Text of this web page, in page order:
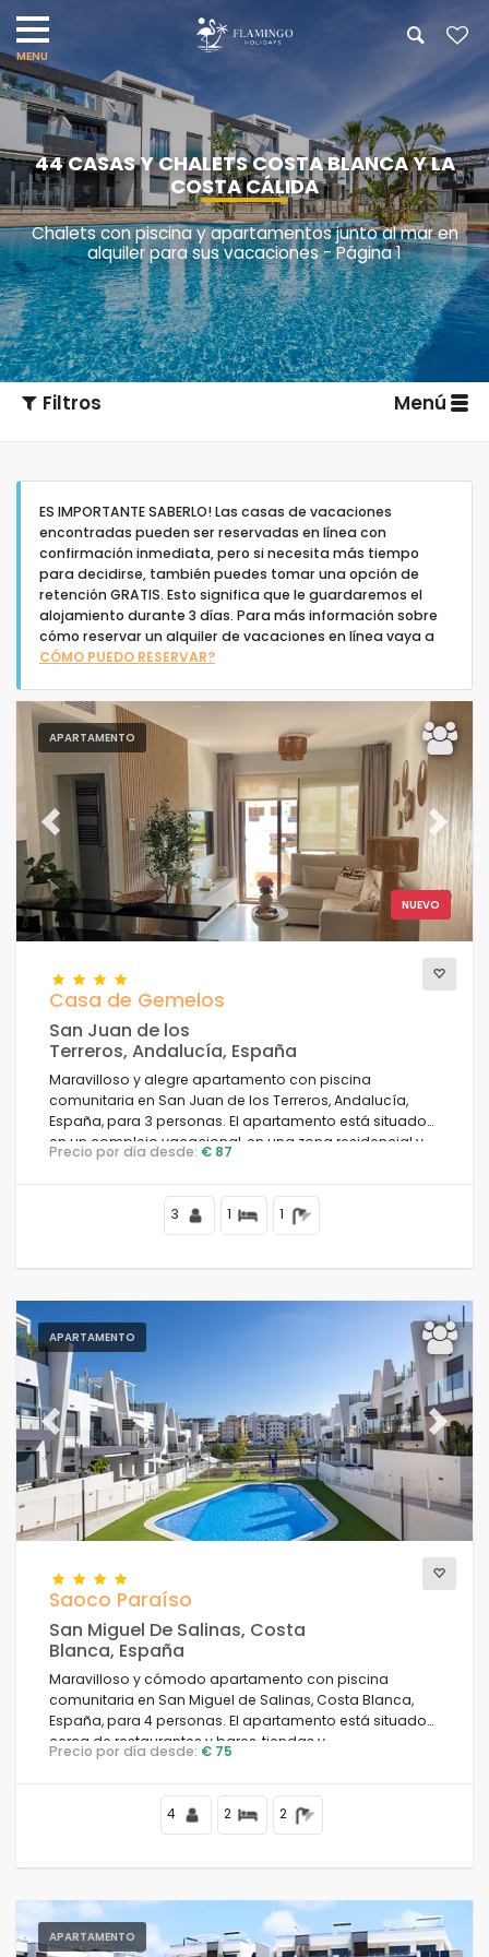
44 CASAS Y CHALETS COSTA BLANCA Y LA
COSTA CÁLIDA
Chalets con piscina y apartamentos junto al mar en
alquiler para sus vacaciones - Página 1
Filtros Menú
Tipo de alojamiento
Personas
Dormitorios
Cuartos de baño
Su selección
Para las parejas
Limpiar filtros
Condiciones
Opciones
Distancias
Confort
Servicios
Vistas
Categorías adicionales
Sus favoritos (0)
Novedades (7)
ES IMPORTANTE SABERLO! Las casas de vacaciones
encontradas pueden ser reservadas en línea con
confirmación inmediata, pero si necesita más tiempo
para decidirse, también puedes tomar una opción de
retención GRATIS. Esto significa que le guardaremos el
alojamiento durante 3 días. Para más información sobre
cómo reservar un alquiler de vacaciones en línea vaya a
CÓMO PUEDO RESERVAR?
APARTAMENTO
NUEVO
Previous Next
Casa de Gemelos
San Juan de los
Terreros, Andalucía, España
Maravilloso y alegre apartamento con piscina
comunitaria en San Juan de los Terreros, Andalucía,
España, para 3 personas. El apartamento está situado
en un complejo vacacional, en una zona residencial y
montañosa cerca de la playa, a poca distancia de
tenis, y a 500 m de la playa de Nardos.
Precio por día desde: € 87
3 1 1
APARTAMENTO
Previous Next
Saoco Paraíso
San Miguel De Salinas, Costa
Blanca, España
Maravilloso y cómodo apartamento con piscina
comunitaria en San Miguel de Salinas, Costa Blanca,
España, para 4 personas. El apartamento está situado
cerca de restaurantes y bares, tiendas y
supermercados.
Precio por día desde: € 75
4 2 2
APARTAMENTO